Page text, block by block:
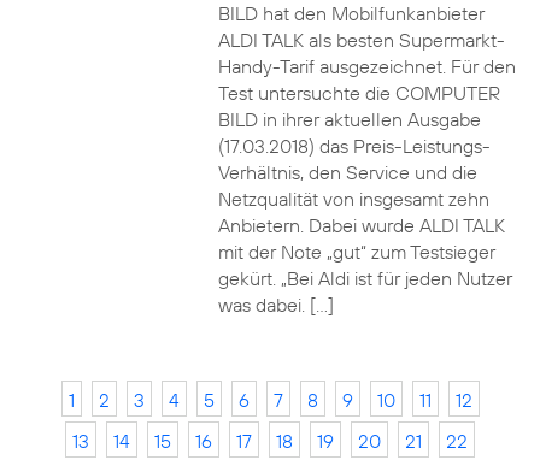
BILD hat den Mobilfunkanbieter
ALDI TALK als besten Supermarkt-
Handy-Tarif ausgezeichnet. Für den
Test untersuchte die COMPUTER
BILD in ihrer aktuellen Ausgabe
(17.03.2018) das Preis-Leistungs-
Verhältnis, den Service und die
Netzqualität von insgesamt zehn
Anbietern. Dabei wurde ALDI TALK
mit der Note „gut“ zum Testsieger
gekürt. „Bei Aldi ist für jeden Nutzer
was dabei. […]
1 2 3 4 5 6 7 8 9 10 11
12
13
14 15 16 17 18 19 20 21
22